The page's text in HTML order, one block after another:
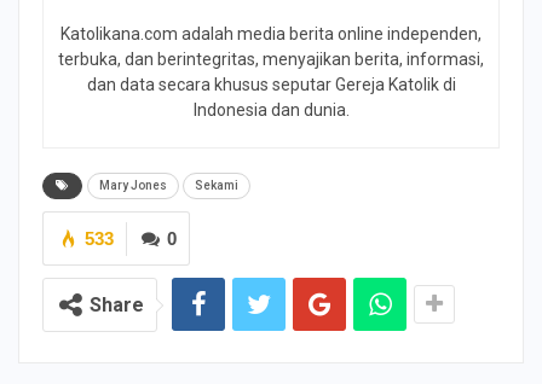
Katolikana.com adalah media berita online independen,
terbuka, dan berintegritas, menyajikan berita, informasi,
dan data secara khusus seputar Gereja Katolik di
Indonesia dan dunia.
Mary Jones Sekami
0
533
Share